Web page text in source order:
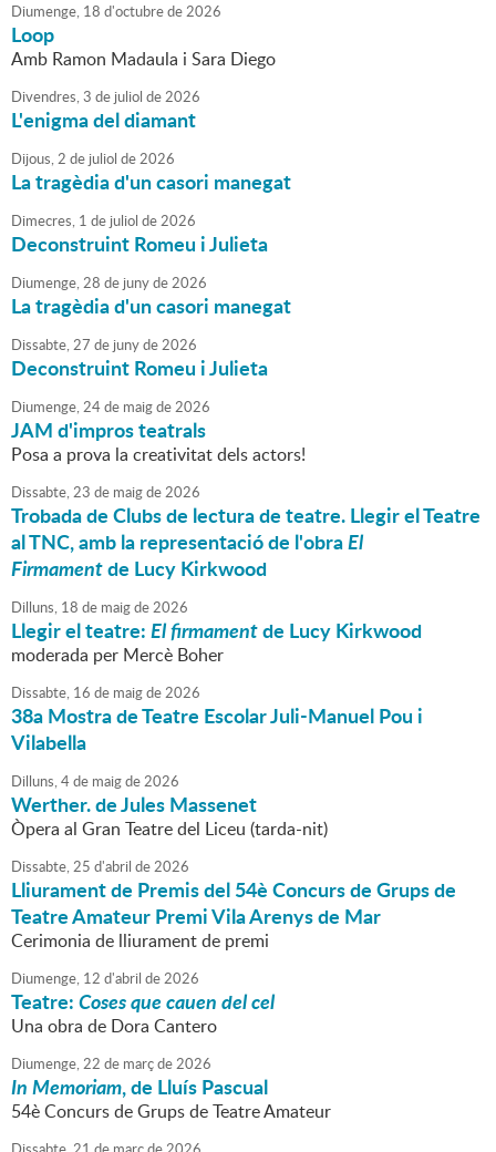
Diumenge, 18 d'octubrede2026
Loop
Amb Ramon Madaula i Sara Diego
Divendres,3 de juliol de2026
L'enigma del diamant
Dijous,2 de juliol de2026
La tragèdia d'un casori manegat
Dimecres, 1 de juliol de2026
Deconstruint Romeu i Julieta
Diumenge,28 de junyde2026
La tragèdia d'un casori manegat
Dissabte,27 de junyde2026
Deconstruint Romeu i Julieta
Diumenge,24de maigde2026
JAM d'impros teatrals
Posa a prova la creativitat dels actors!
Dissabte,23 de maigde2026
Trobada de Clubs de lectura de teatre. Llegir el Teatre
al TNC, amb la representació de l'obraEl
Firmamentde Lucy Kirkwood
Dilluns, 18 de maigde2026
Llegir el teatre:El firmamentde Lucy Kirkwood
moderada per Mercè Boher
Dissabte, 16 de maigde2026
38a Mostra de Teatre Escolar Juli-Manuel Pou i
Vilabella
Dilluns,4de maigde2026
Werther. de Jules Massenet
Òpera al Gran Teatre del Liceu (tarda-nit)
Dissabte,25 d'abril de2026
Lliurament de Premis del 54è Concurs de Grups de
Teatre Amateur Premi Vila Arenys de Mar
Cerimonia de lliurament de premi
Diumenge, 12 d'abril de2026
Teatre:Coses que cauen del cel
Una obra de Dora Cantero
Diumenge,22 de marçde2026
In Memoriam, de Lluís Pascual
54è Concurs de Grups de Teatre Amateur